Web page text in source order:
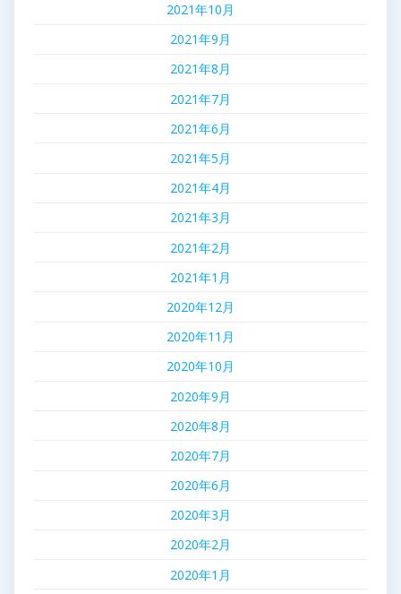
2021年10月
2021年9月
2021年8月
2021年7月
2021年6月
2021年5月
2021年4月
2021年3月
2021年2月
2021年1月
2020年12月
2020年11月
2020年10月
2020年9月
2020年8月
2020年7月
2020年6月
2020年3月
2020年2月
2020年1月